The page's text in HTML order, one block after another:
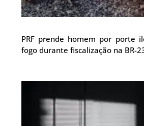
PRF prende homem por porte
fogo durante fiscalização na BR-